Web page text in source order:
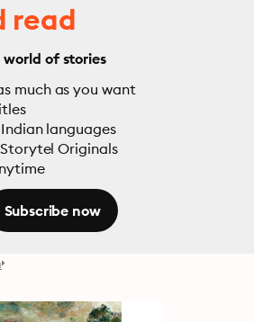
read
of stories
much as you want
Indian languages
Originals
Subscribe now